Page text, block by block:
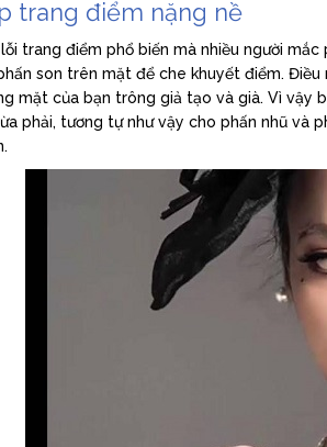
trang điểm nặng nề
trang điểm phổ biến mà nhiều người
son trên mặt để che khuyết điểm.
mặt của bạn trông giả tạo và già. Vì vậy
phải, tương tự như vậy cho phấn nhũ và